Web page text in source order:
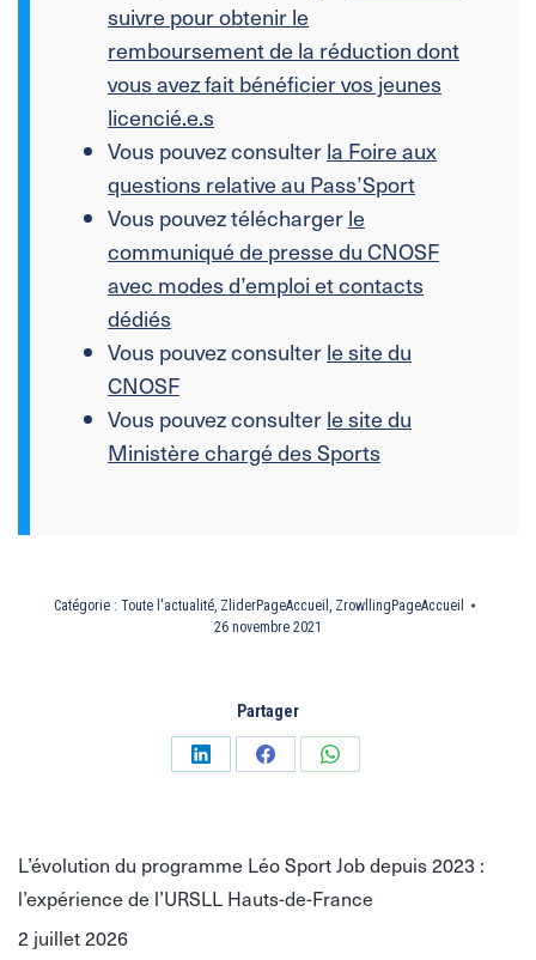
suivre pour obtenir le
remboursement de la réduction dont
vous avez fait bénéficier vos jeunes
licencié.e.s
Vous pouvez consulter la Foire aux
questions relative au Pass’Sport
Vous pouvez télécharger le
communiqué de presse du CNOSF
avec modes d’emploi et contacts
dédiés
Vous pouvez consulter le site du
CNOSF
Vous pouvez consulter le site du
Ministère chargé des Sports
Catégorie : Toute l'actualité, ZliderPageAccueil , ZrowllingPageAccueil
26 novembre 2021
Partager
PartagerPartagerPartager
L’évolution du programme Léo Sport Job depuis 2023 :
l’expérience de l’URSLL Hauts-de-France
2 juillet 2026